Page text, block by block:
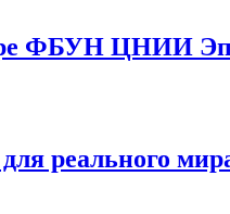
ФБУН ЦНИИ
реального